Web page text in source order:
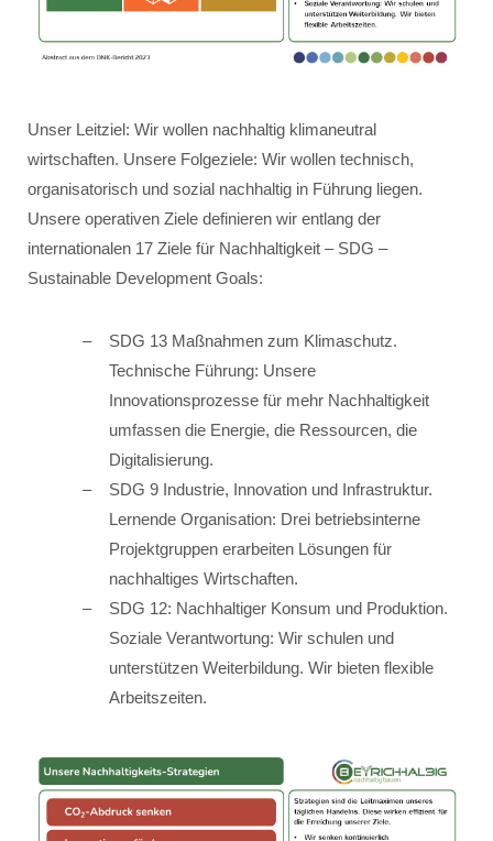
Unser Leitziel: Wir wollen nachhaltig klimaneutral
wirtschaften. Unsere Folgeziele: Wir wollen technisch,
organisatorisch und sozial nachhaltig in Führung liegen.
Unsere operativen Ziele definieren wir entlang der
internationalen 17 Ziele für Nachhaltigkeit – SDG –
Sustainable Development Goals:
SDG 13 Maßnahmen zum Klimaschutz.
Technische Führung: Unsere
Innovationsprozesse für mehr Nachhaltigkeit
umfassen die Energie, die Ressourcen, die
Digitalisierung.
SDG 9 Industrie, Innovation und Infrastruktur.
Lernende Organisation: Drei betriebsinterne
Projektgruppen erarbeiten Lösungen für
nachhaltiges Wirtschaften.
SDG 12: Nachhaltiger Konsum und Produktion.
Soziale Verantwortung: Wir schulen und
unterstützen Weiterbildung. Wir bieten flexible
Arbeitszeiten.